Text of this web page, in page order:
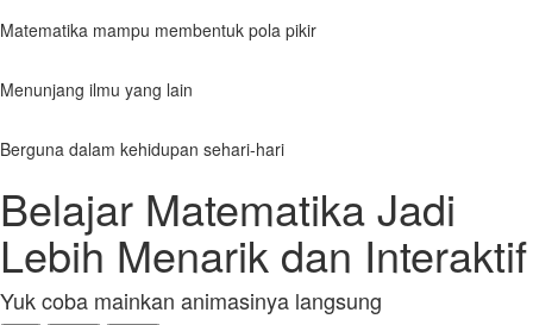
Matematika mampu membentuk pola pikir
Menunjang ilmu yang lain
Berguna dalam kehidupan sehari-hari
Belajar Matematika Jadi
Lebih Menarik dan Interaktif
Yuk coba mainkan animasinya langsung